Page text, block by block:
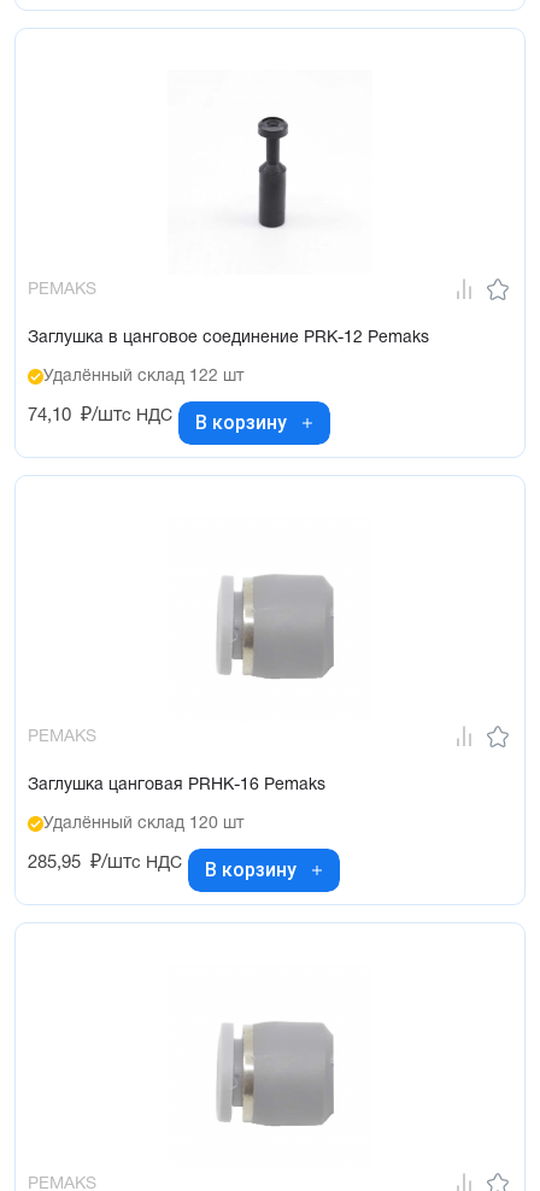
PEMAKS
Заглушка в цанговое соединение PRK-12 Pemaks
Удалённый склад 122 шт
74,10 ₽/штс НДС В корзину
PEMAKS
Заглушка цанговая PRHK-16 Pemaks
Удалённый склад 120 шт
285,95 ₽/штс НДС В корзину
PEMAKS